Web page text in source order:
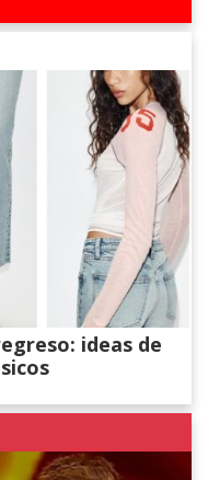
ideas de